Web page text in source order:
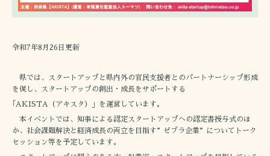
令和7年8月26日更新
県では、スタートアップと県内外の官民支援者とのパートナーシップ形成
を促し、スタートアップの創出・成長をサポートする
｢AKISTA（アキスタ）」を運営しています。
本イベントでは、知事による認定スタートアップへの認定書授与式のほ
か、社会課題解決と経済成長の両立を目指す”ゼブラ企業”についてトーク
セッション等を予定しています。